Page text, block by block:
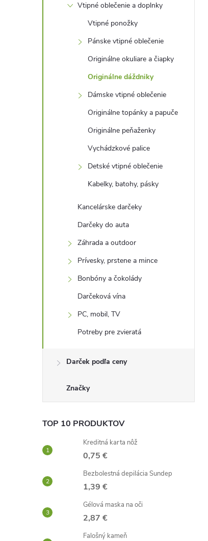
Vtipné oblečenie a doplnky
Vtipné ponožky
Pánske vtipné oblečenie
Originálne okuliare a čiapky
Originálne dáždniky
Dámske vtipné oblečenie
Originálne topánky a papuče
Originálne peňaženky
Vychádzkové palice
Detské vtipné oblečenie
Kabelky, batohy, pásky
Kancelárske darčeky
Darčeky do auta
Záhrada a outdoor
Prívesky, prstene a mince
Bonbóny a čokolády
Darčeková vína
PC, mobil, TV
Potreby pre zvieratá
Darček podľa ceny
Značky
TOP 10 PRODUKTOV
Kreditná karta nôž
0,75 €
Bezbolestná depilácia Sundep
1,39 €
Gélová maska ​​na oči
2,87 €
Falošný kameň